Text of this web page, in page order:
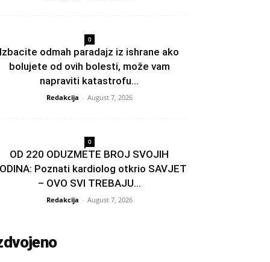
0
Izbacite odmah paradajz iz ishrane ako
bolujete od ovih bolesti, može vam
napraviti katastrofu...
Redakcija - August 7, 2026
0
OD 220 ODUZMETE BROJ SVOJIH
Poznati kardiolog otkrio SAVJET
– OVO SVI TREBAJU...
Redakcija - August 7, 2026